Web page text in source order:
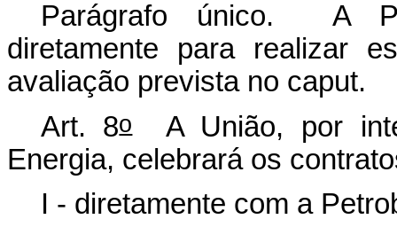
Parágrafo único. A
diretamente para realizar
avaliação prevista no caput.
Art. 8oA União, por
Energia, celebrará os
I - diretamente com a